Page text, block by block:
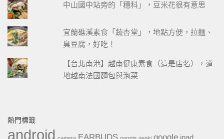
中山國中站旁的「穗科」，豆米花很有意思
宜蘭礁溪素食「蔬杏堂」，地點方便，拉麵、
臭豆腐，好吃！
【台北南港】越南健康素食（這是店名），道
地越南法國麵包與泡菜
熱門標籤
android